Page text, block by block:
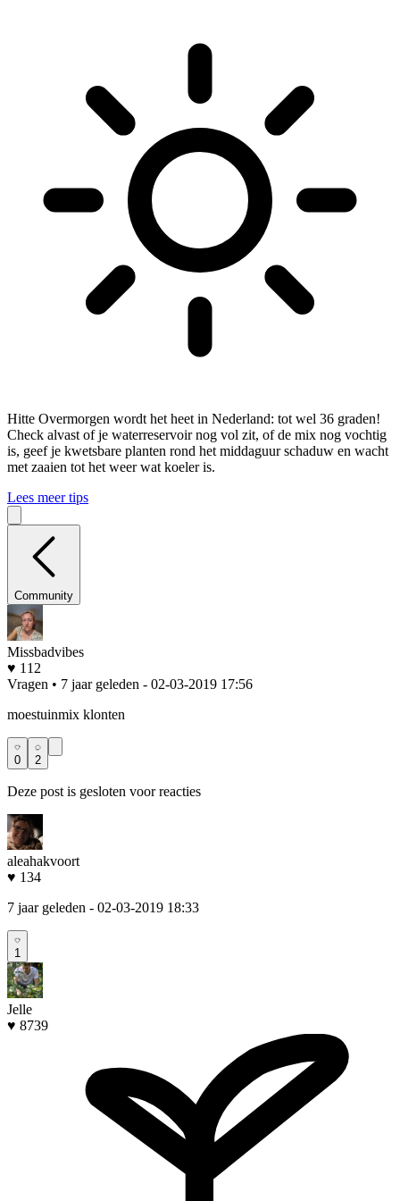
Hitte Overmorgen wordt het heet in Nederland: tot wel 36 graden!
Check alvast of je waterreservoir nog vol zit, of de mix nog vochtig
is, geef je kwetsbare planten rond het middaguur schaduw en wacht
met zaaien tot het weer wat koeler is.
Lees meer tips
Community
Missbadvibes
♥ 112
Vragen • 7 jaar geleden - 02-03-2019 17:56
moestuinmix klonten
0 2
Deze post is gesloten voor reacties
aleahakvoort
♥ 134
7 jaar geleden - 02-03-2019 18:33
1
Jelle
♥ 8739